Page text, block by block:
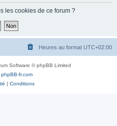
h
les cookies de ce forum ?
Heures au format UTC+02:00
Software © phpBB Limited
phpBB-fr.com
| Conditions